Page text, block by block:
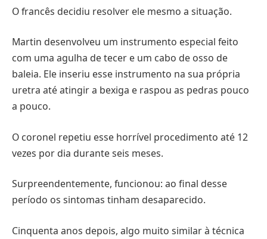
O francês decidiu resolver ele mesmo a situação.
Martin desenvolveu um instrumento especial feito
com uma agulha de tecer e um cabo de osso de
baleia. Ele inseriu esse instrumento na sua própria
uretra até atingir a bexiga e raspou as pedras pouco
a pouco.
O coronel repetiu esse horrível procedimento até 12
vezes por dia durante seis meses.
Surpreendentemente, funcionou: ao final desse
período os sintomas tinham desaparecido.
Cinquenta anos depois, algo muito similar à técnica